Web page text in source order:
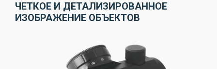
ЧЕТКОЕ И ДЕТАЛИЗИРОВАННОЕ
ИЗОБРАЖЕНИЕ ОБЪЕКТОВ